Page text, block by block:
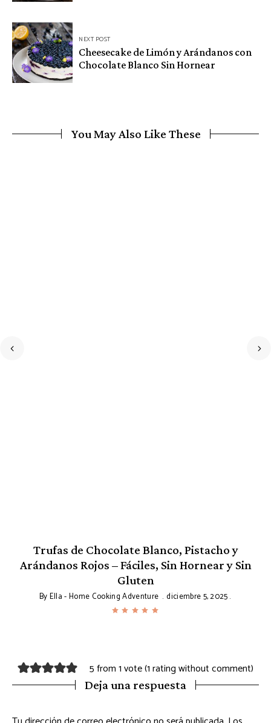
NEXT POST
Cheesecake de Limón y Arándanos con
Chocolate Blanco Sin Hornear
You May Also Like These
Trufas de Chocolate Blanco, Pistacho y
Arándanos Rojos – Fáciles, Sin Hornear y Sin
Gluten
ByElla - Home Cooking Adventure diciembre 5, 2025
5 from 1 vote (1 rating without comment)
Deja una respuesta